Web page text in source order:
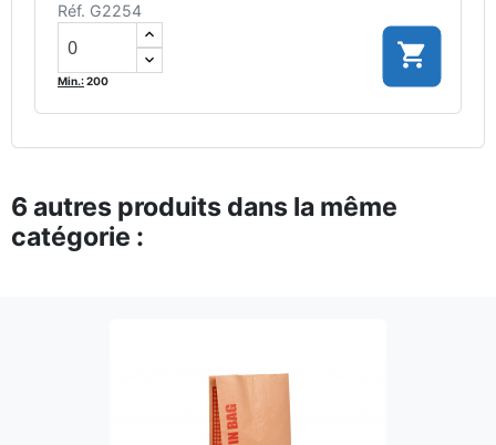
Réf. G2254
Min.:200

6 autres produits dans la même
catégorie :